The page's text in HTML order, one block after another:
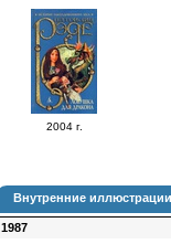
2004 г.
Внутренние
1987